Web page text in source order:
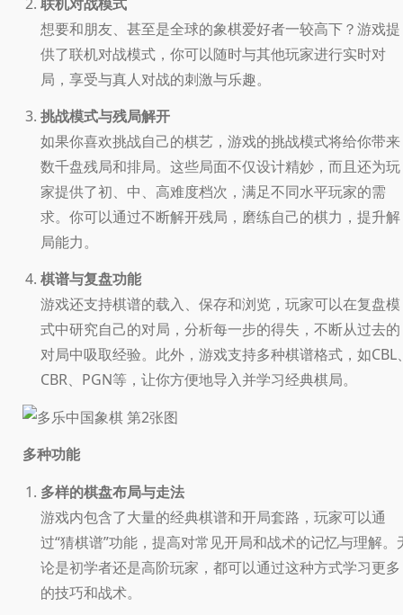
想要和朋友、甚至是全球的象棋爱好者一较高下？游戏提
供了联机对战模式，你可以随时与其他玩家进行实时对
局，享受与真人对战的刺激与乐趣。
挑战模式与残局解开
如果你喜欢挑战自己的棋艺，游戏的挑战模式将给你带来
数千盘残局和排局。这些局面不仅设计精妙，而且还为玩
家提供了初、中、高难度档次，满足不同水平玩家的需
求。你可以通过不断解开残局，磨练自己的棋力，提升解
局能力。
棋谱与复盘功能
游戏还支持棋谱的载入、保存和浏览，玩家可以在复盘模
式中研究自己的对局，分析每一步的得失，不断从过去的
对局中吸取经验。此外，游戏支持多种棋谱格式，如CBL
CBR、PGN等，让你方便地导入并学习经典棋局。
多种功能
多样的棋盘布局与走法
游戏内包含了大量的经典棋谱和开局套路，玩家可以通
过“猜棋谱”功能，提高对常见开局和战术的记忆与理解。
论是初学者还是高阶玩家，都可以通过这种方式学习更多
的技巧和战术。